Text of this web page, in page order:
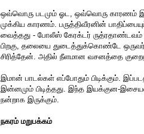
ஒவ்வொரு படமும் ஓட, ஒவ்வொரு காரணம்
முக்கிய காரணம். பருத்திவீரனின்
வைத்தது - போலீஸ் கேரக்டர் ருத்ரதாண்டவம்
பிறகு, தலையை துடைத்துக்கொண்டே
சிரித்தேன். அதில் நீளமான வசனத்தை
இமான் பாடல்கள் எப்போதும் பிடிக்கும்.
இன்னமும் பிடித்தது. இந்த இயக்குன-
நன்றாக இருக்கும்.
நகரம் மறுபக்கம்